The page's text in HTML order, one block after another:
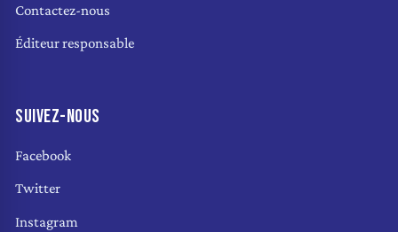
Contactez-nous
Éditeur responsable
SUIVEZ-NOUS
Facebook
Twitter
Instagram